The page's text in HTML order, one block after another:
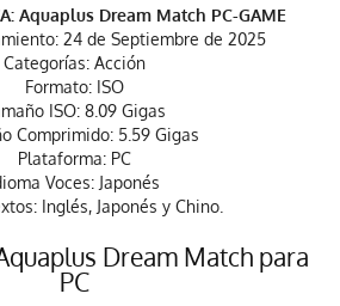
Aquaplus Dream Match PC-GAME
24 de Septiembre de 2025
Categorías: Acción
Formato: ISO
ISO: 8.09 Gigas
Comprimido: 5.59 Gigas
Plataforma: PC
Voces: Japonés
Inglés, Japonés y Chino.
Dream Match para
PC